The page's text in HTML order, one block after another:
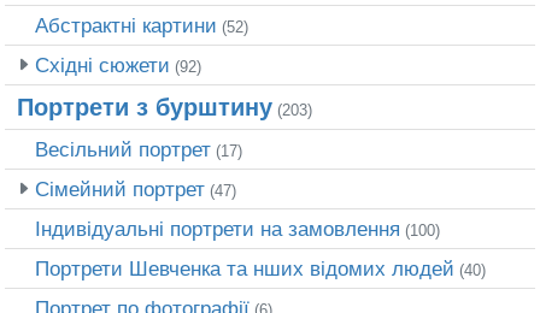
Абстрактні картини (52)
Східні сюжети (92)
Портрети з бурштину (203)
Весільний портрет (17)
Сімейний портрет (47)
Індивідуальні портрети на замовлення (100)
Портрети Шевченка та нших відомих людей (40)